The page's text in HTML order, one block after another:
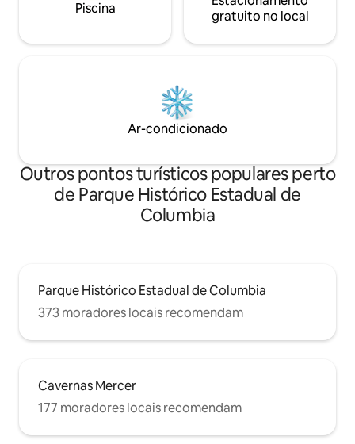
Piscina
gratuito no local
Ar-condicionado
Outros pontos turísticos populares perto
de Parque Histórico Estadual de
Columbia
Parque Histórico Estadual de Columbia
373 moradores locais recomendam
Cavernas Mercer
177 moradores locais recomendam